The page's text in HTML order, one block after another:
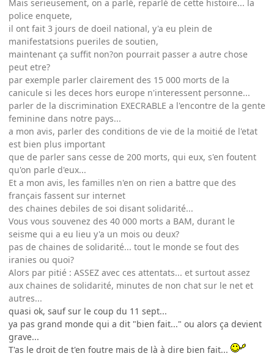
Mais serieusement, on a parlé, reparlé de cette histoire... la
police enquete,
il ont fait 3 jours de doeil national, y'a eu plein de
manifestatsions pueriles de soutien,
maintenant ça suffit non?on pourrait passer a autre chose
peut etre?
par exemple parler clairement des 15 000 morts de la
canicule si les deces hors europe n'interessent personne...
parler de la discrimination EXECRABLE a l'encontre de la gente
feminine dans notre pays...
a mon avis, parler des conditions de vie de la moitié de l'etat
est bien plus important
que de parler sans cesse de 200 morts, qui eux, s'en foutent
qu'on parle d'eux...
Et a mon avis, les familles n'en on rien a battre que des
français fassent sur internet
des chaines debiles de soi disant solidarité...
Vous vous souvenez des 40 000 morts a BAM, durant le
seisme qui a eu lieu y'a un mois ou deux?
pas de chaines de solidarité... tout le monde se fout des
iranies ou quoi?
Alors par pitié : ASSEZ avec ces attentats... et surtout assez
aux chaines de solidarité, minutes de non chat sur le net et
autres...
quasi ok, sauf sur le coup du 11 sept...
ya pas grand monde qui a dit "bien fait..." ou alors ça devient
grave...
T'as le droit de t'en foutre mais de là à dire bien fait...